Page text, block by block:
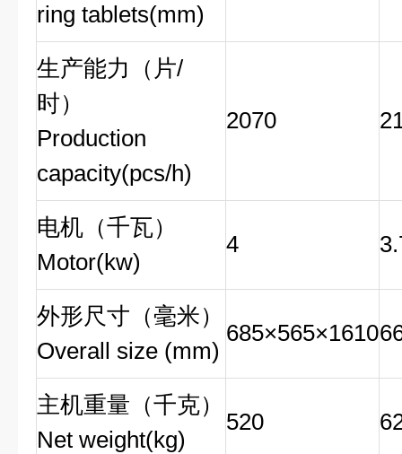
ring tablets(mm)
生产能力（片/
时）
Production
capacity(pcs/h)
2070
电机（千瓦）
Motor(kw)
4
外形尺寸（毫米）
Overall size (mm)
685×565×1610
主机重量（千克）
Net weight(kg)
520